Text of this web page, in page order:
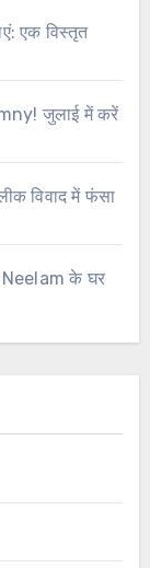
एक विस्तृत
जुलाई में करें
विवाद में फंसा
के घर